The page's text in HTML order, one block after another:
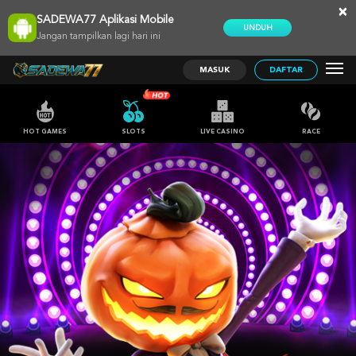
SADEWA77 Aplikasi Mobile
Jangan tampilkan lagi hari ini
UNDUH
×
MASUK DAFTAR
HOT GAMES SLOTS LIVE CASINO RACE